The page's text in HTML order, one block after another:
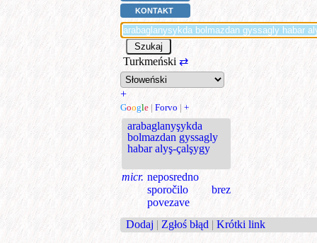
KONTAKT
Turkmeński ⇄
+
Google | Forvo | +
arabaglanyşykda
bolmazdan gyssagly
habar alyş-çalşygy
micr. neposredno
sporočilo brez
povezave
Dodaj | Zgłoś błąd | Krótki link